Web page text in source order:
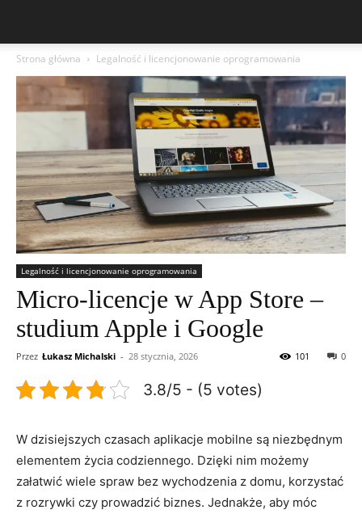
Strona główna Legalność i licencjonowanie oprogramowania
Legalność i licencjonowanie oprogramowania
Micro-licencje w App Store –
studium Apple i Google
Przez Łukasz Michalski - 28 stycznia, 2026 0
101
3.8/5 - (5 votes)
W dzisiejszych czasach aplikacje mobilne są niezbędnym
elementem życia codziennego. Dzięki nim możemy
załatwić wiele spraw bez wychodzenia z domu, korzystać
z rozrywki czy‍ prowadzić⁢ biznes. Jednakże, ⁢aby móc